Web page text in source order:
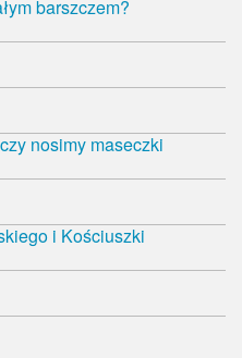
barszczem?
nosimy maseczki
i Kościuszki